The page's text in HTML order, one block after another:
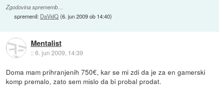
Zgodovina sprememb…
spremenil: DaVidQ(6. jun 2009 ob 14:40)
Mentalist
::6. jun 2009, 14:39
Doma mam prihranjenih 750€, kar se mi zdi da je za en gamerski
komp premalo, zato sem mislo da bi probal prodat.